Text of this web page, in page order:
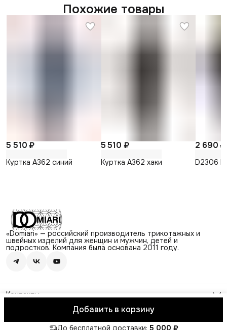
Добавить в корзину
До бесплатной доставки: 5 000 ₽
Похожие товары
5 510 ₽
Куртка А362 синий
5 510 ₽
Куртка А362 хаки
2 690 ₽
D2306
«Domiari» — российский производитель трикотажных и
швейных изделий для женщин и мужчин, детей и
подростков. Компания была основана 2011 году.
Контакты
г. Череповец, ул. Архангельская, д.13
Режим работы
Пн-Пт, 8:00-17:00
© DomiariОплатаДоставкаПравила возвратаРеквизиты